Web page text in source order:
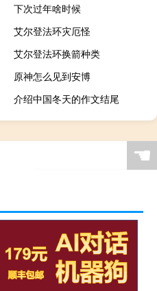
下次过年啥时候
艾尔登法环灾厄怪
艾尔登法环换箭种类
原神怎么见到安博
介绍中国冬天的作文结尾
☚